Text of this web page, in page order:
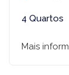
4 Quartos
Mais